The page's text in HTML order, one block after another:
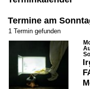
Termine am
1 Termin gefunden